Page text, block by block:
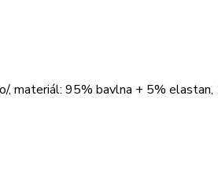
, materiál: 95% bavlna + 5%